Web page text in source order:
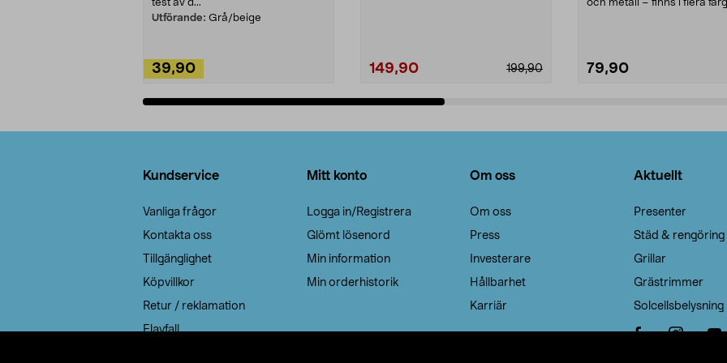
test av d...
Utförande: Grå/beige
39,90 199,90
149,90
och metall – finns i flera
79,90
Kundservice
Vanliga frågor
Kontakta oss
Tillgänglighet
Köpvillkor
Retur / reklamation
Elavfall
Mitt konto
Logga in/Registrera
Glömt lösenord
Min information
Min orderhistorik
Om oss
Om oss
Press
Investerare
Hållbarhet
Karriär
Aktuellt
Presenter
Städ & rengöring
Grillar
Grästrimmer
Solcellsbelysning